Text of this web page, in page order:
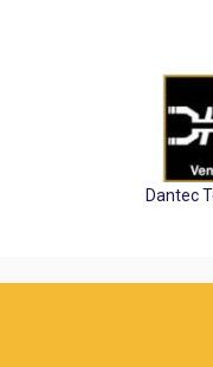
Dantec